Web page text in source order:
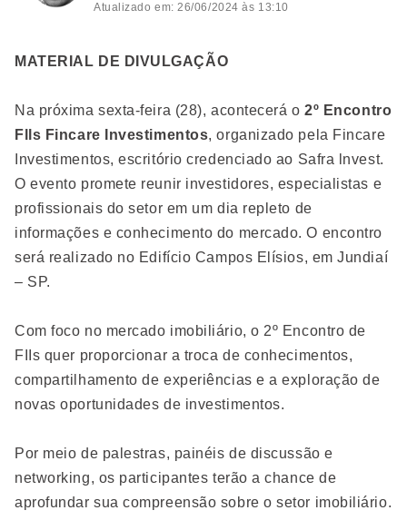
Atualizado em: 26/06/2024 às 13:10
MATERIAL DE DIVULGAÇÃO
Na próxima sexta-feira (28), acontecerá o2º Encontro
Flls Fincare Investimentos, organizado pela Fincare
Investimentos, escritório credenciado ao Safra lnvest.
O evento promete reunir investidores, especialistas e
profissionais do setor em um dia repleto de
informações e conhecimento do mercado. O encontro
será realizado no Edifício Campos Elísios, em Jundiaí
– SP.
Com foco no mercado imobiliário, o 2º Encontro de
FIIs quer proporcionar a troca de conhecimentos,
compartilhamento de experiências e a exploração de
novas oportunidades de investimentos.
Por meio de palestras, painéis de discussão e
networking, os participantes terão a chance de
aprofundar sua compreensão sobre o setor imobiliário.